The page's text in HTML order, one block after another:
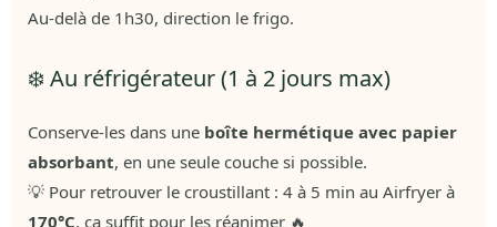
Au-delà de 1h30, direction le frigo.
❄️ Au réfrigérateur (1 à 2 jours max)
Conserve-les dans une boîte hermétique avec papier
absorbant, en une seule couche si possible.
💡 Pour retrouver le croustillant : 4 à 5 min au Airfryer à
170°C, ça suffit pour les réanimer 🔥